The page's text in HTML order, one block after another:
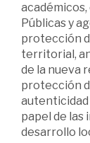
Públicas y
protección
territorial,
de la nueva
protección
autenticidad
papel de las
desarrollo